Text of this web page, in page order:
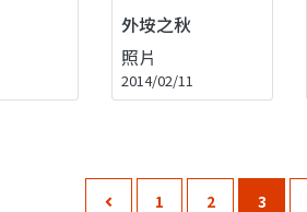
外垵之秋
照片
2014/02/11
1 2 3